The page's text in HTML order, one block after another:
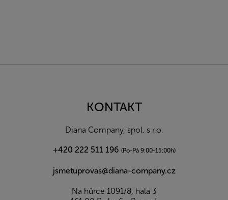
KONTAKT
Diana Company, spol. s r.o.
+420 222 511 196 (Po-Pá 9:00-15:00h)
jsmetuprovas@diana-company.cz
Na hůrce 1091/8, hala 3